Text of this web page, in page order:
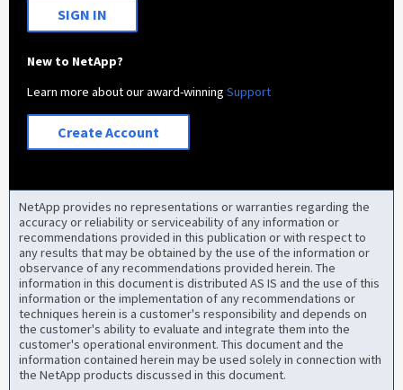
SIGN IN
New to NetApp?
Learn more about our award-winningSupport
Create Account
NetApp provides no representations or warranties regarding the
accuracy or reliability or serviceability of any information or
recommendations provided in this publication or with respect to
any results that may be obtained by the use of the information or
observance of any recommendations provided herein. The
information in this document is distributed AS IS and the use of this
information or the implementation of any recommendations or
techniques herein is a customer's responsibility and depends on
the customer's ability to evaluate and integrate them into the
customer's operational environment. This document and the
information contained herein may be used solely in connection with
the NetApp products discussed in this document.